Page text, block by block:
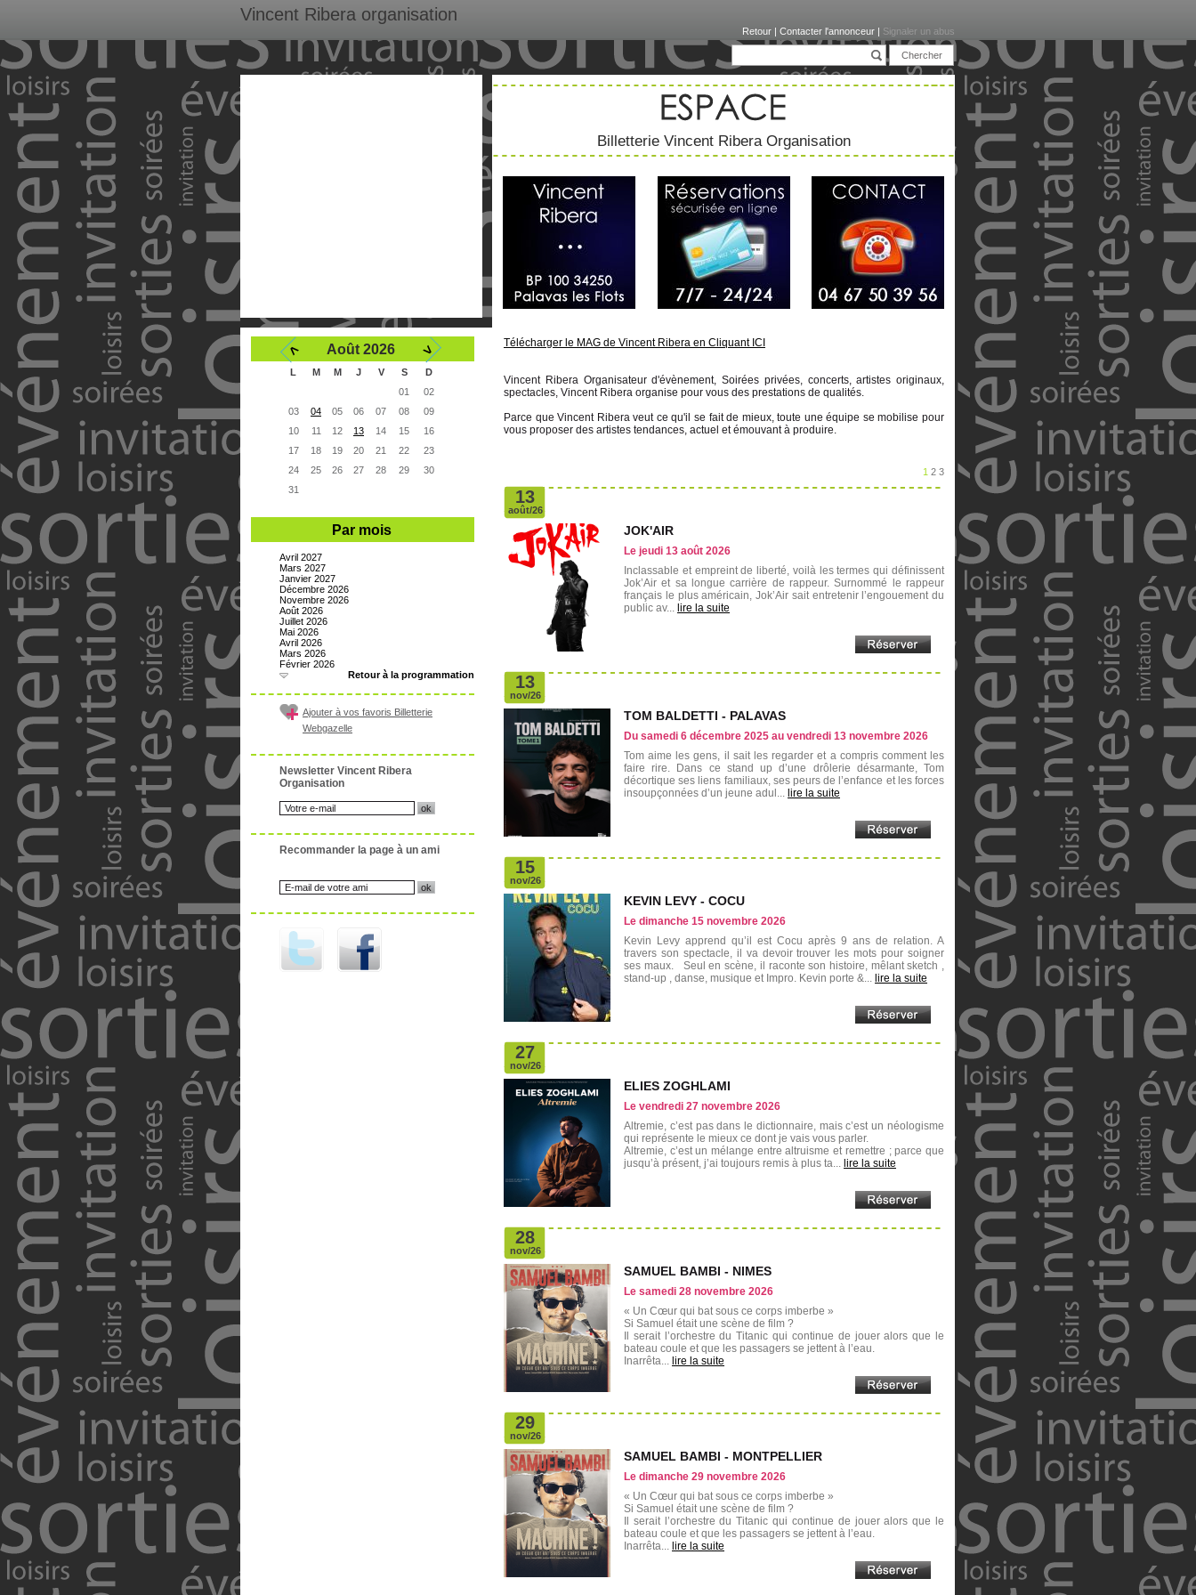
Vincent Ribera organisation
Retour | Contacter l'annonceur | Signaler un abus
Billetterie Vincent Ribera Organisation
< Août 2026 >
L M M J V S
D
01
02
03
04 05 06 07 08
09
10
11 12 13 14 15
16
17
18 19 20 21 22
23
24
25 26 27 28 29
30
31
Par mois
Avril 2027
Mars 2027
Janvier 2027
Décembre 2026
Novembre 2026
Août 2026
Juillet 2026
Mai 2026
Avril 2026
Mars 2026
Février 2026
Retour à la programmation
Ajouter à vos favoris Billetterie
Webgazelle
Newsletter Vincent Ribera
Organisation
Recommander la page à un ami
Télécharger le MAG de Vincent Ribera en Cliquant ICI
Vincent Ribera Organisateur d'évènement, Soirées privées, concerts, artistes originaux,
spectacles, Vincent Ribera organise pour vous des prestations de qualités.
Parce que Vincent Ribera veut ce qu'il se fait de mieux, toute une équipe se mobilise pour
vous proposer des artistes tendances, actuel et émouvant à produire.
1 2 3
13
août/26
JOK'AIR
Le jeudi 13 août 2026
Inclassable et empreint de liberté, voilà les termes qui définissent
Jok’Air et sa longue carrière de rappeur. Surnommé le rappeur
français le plus américain, Jok’Air sait entretenir l’engouement du
public av... lire la suite
13
nov/26
TOM BALDETTI - PALAVAS
Du samedi 6 décembre 2025 au vendredi 13 novembre 2026
Tom aime les gens, il sait les regarder et a compris comment les
faire rire. Dans ce stand up d’une drôlerie désarmante, Tom
décortique ses liens familiaux, ses peurs de l’enfance et les forces
insoupçonnées d’un jeune adul... lire la suite
15
nov/26
KEVIN LEVY - COCU
Le dimanche 15 novembre 2026
Kevin Levy apprend qu’il est Cocu après 9 ans de relation. A
travers son spectacle, il va devoir trouver les mots pour soigner
ses maux. Seul en scène, il raconte son histoire, mêlant sketch ,
stand-up , danse, musique et Impro. Kevin porte &... lire la suite
27
nov/26
ELIES ZOGHLAMI
Le vendredi 27 novembre 2026
Altremie, c’est pas dans le dictionnaire, mais c’est un néologisme
qui représente le mieux ce dont je vais vous parler.
Altremie, c’est un mélange entre altruisme et remettre ; parce que
jusqu’à présent, j’ai toujours remis à plus ta... lire la suite
28
nov/26
SAMUEL BAMBI - NIMES
Le samedi 28 novembre 2026
« Un Cœur qui bat sous ce corps imberbe »
Si Samuel était une scène de film ?
Il serait l’orchestre du Titanic qui continue de jouer alors que le
bateau coule et que les passagers se jettent à l’eau.
Inarrêta... lire la suite
29
nov/26
SAMUEL BAMBI - MONTPELLIER
Le dimanche 29 novembre 2026
« Un Cœur qui bat sous ce corps imberbe »
Si Samuel était une scène de film ?
Il serait l’orchestre du Titanic qui continue de jouer alors que le
bateau coule et que les passagers se jettent à l’eau.
Inarrêta... lire la suite